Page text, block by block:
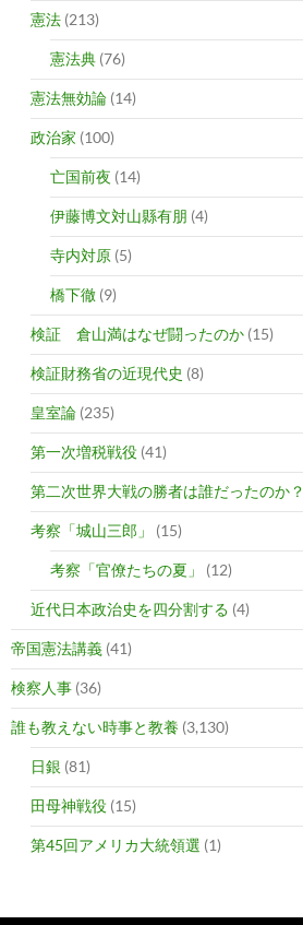
憲法 (213)
憲法典 (76)
憲法無効論 (14)
政治家 (100)
亡国前夜 (14)
伊藤博文対山縣有朋 (4)
寺内対原 (5)
橋下徹 (9)
検証 倉山満はなぜ闘ったのか (15)
検証財務省の近現代史 (8)
皇室論 (235)
第一次増税戦役 (41)
第二次世界大戦の勝者は誰だったのか？
考察「城山三郎」 (15)
考察「官僚たちの夏」 (12)
近代日本政治史を四分割する (4)
帝国憲法講義 (41)
検察人事 (36)
誰も教えない時事と教養 (3,130)
日銀 (81)
田母神戦役 (15)
第45回アメリカ大統領選 (1)